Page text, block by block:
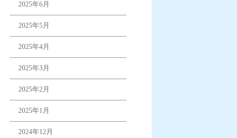
2025年6月
2025年5月
2025年4月
2025年3月
2025年2月
2025年1月
2024年12月